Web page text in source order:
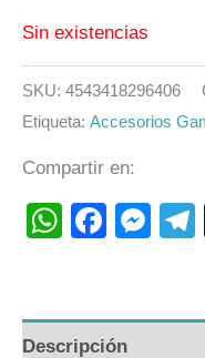
Sin existencias
SKU: 4543418296406
Etiqueta: Accesorios
Compartir en:
Descripción